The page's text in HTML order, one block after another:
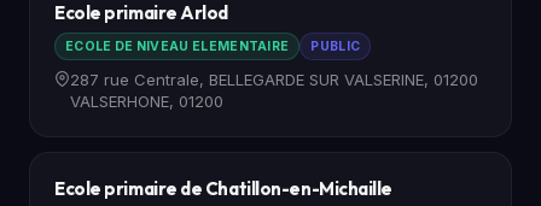
Ecole primaire Arlod
ECOLE DE NIVEAU ELEMENTAIRE PUBLIC
287 rue Centrale, BELLEGARDE SUR VALSERINE, 01200
VALSERHONE, 01200
Ecole primaire de Chatillon-en-Michaille